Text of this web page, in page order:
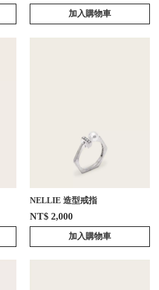
加入購物車
NELLIE 造型戒指
NT$ 2,000
加入購物車